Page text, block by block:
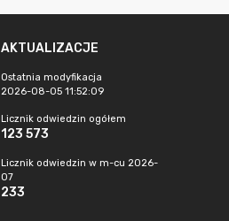
AKTUALIZACJE
Ostatnia modyfikacja
2026-08-05 11:52:09
Licznik odwiedzin ogółem
123 573
Licznik odwiedzin w m-cu 2026-
07
233